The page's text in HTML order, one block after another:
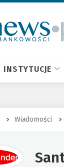
INSTYTUCJE
Wiadomości